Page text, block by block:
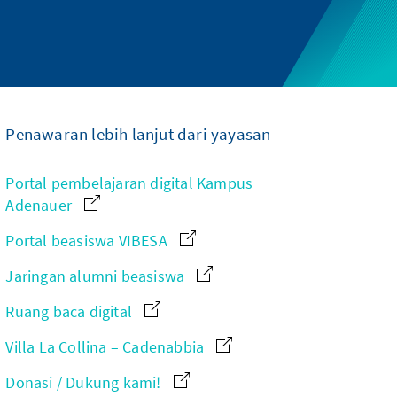
Penawaran lebih lanjut dari yayasan
Portal pembelajaran digital Kampus
Adenauer
Portal beasiswa VIBESA
Jaringan alumni beasiswa
Ruang baca digital
Villa La Collina – Cadenabbia
Donasi / Dukung kami!